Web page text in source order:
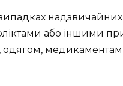
надзвичайних
або іншими
одягом,